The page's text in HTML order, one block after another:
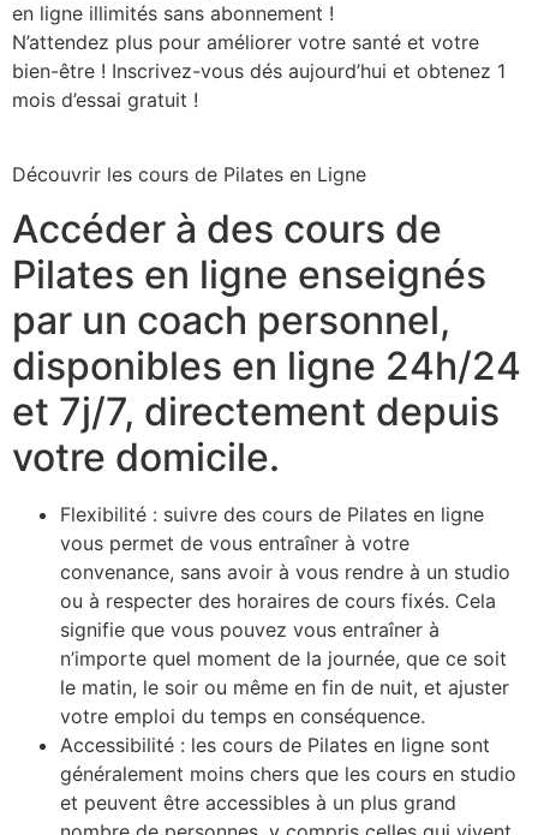
en ligne illimités sans abonnement !
N’attendez plus pour améliorer votre santé et votre
bien-être ! Inscrivez-vous dés aujourd’hui et obtenez 1
mois d’essai gratuit !
Découvrir les cours de Pilates en Ligne
Accéder à des cours de
Pilates en ligne enseignés
par un coach personnel,
disponibles en ligne 24h/24
et 7j/7, directement depuis
votre domicile.
Flexibilité : suivre des cours de Pilates en ligne
vous permet de vous entraîner à votre
convenance, sans avoir à vous rendre à un studio
ou à respecter des horaires de cours fixés. Cela
signifie que vous pouvez vous entraîner à
n’importe quel moment de la journée, que ce soit
le matin, le soir ou même en fin de nuit, et ajuster
votre emploi du temps en conséquence.
Accessibilité : les cours de Pilates en ligne sont
généralement moins chers que les cours en studio
et peuvent être accessibles à un plus grand